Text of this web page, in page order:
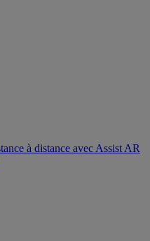
à distance avec Assist AR